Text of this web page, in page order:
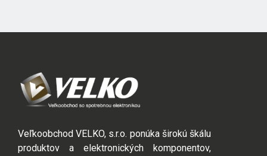
Veľkoobchod VELKO, s.r.o. ponúka širokú škálu
produktov a elektronických komponentov,